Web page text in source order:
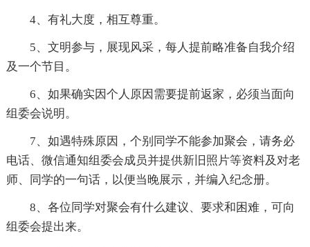
4、有礼大度，相互尊重。
5、文明参与，展现风采，每人提前略准备自我介绍
及一个节目。
6、如果确实因个人原因需要提前返家，必须当面向
组委会说明。
7、如遇特殊原因，个别同学不能参加聚会，请务必
电话、微信通知组委会成员并提供新旧照片等资料及对老
师、同学的一句话，以便当晚展示，并编入纪念册。
8、各位同学对聚会有什么建议、要求和困难，可向
组委会提出来。